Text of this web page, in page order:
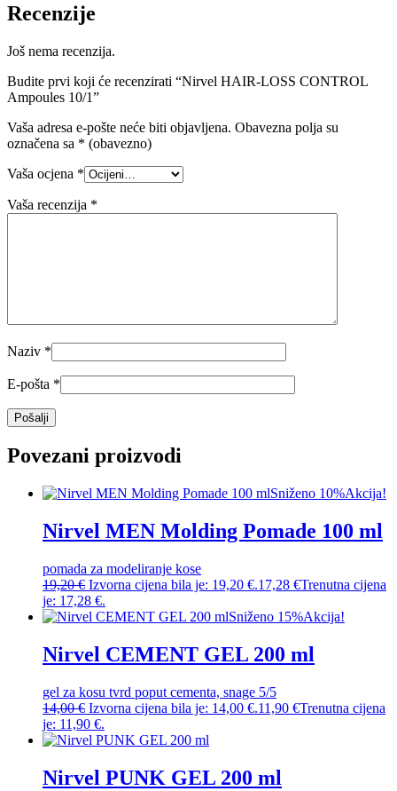
Recenzije
Još nema recenzija.
Budite prvi koji će recenzirati “Nirvel HAIR-LOSS CONTROL
Ampoules 10/1”
Vaša adresa e-pošte neće biti objavljena. Obavezna polja su
označena sa * (obavezno)
Vaša ocjena *
Vaša recenzija *
Naziv *
E-pošta *
Povezani proizvodi
Sniženo 10%Akcija!
Nirvel MEN Molding Pomade 100 ml
pomada za modeliranje kose
19,20€ Izvorna cijena bila je: 19,20 €.17,28 €Trenutna cijena
je: 17,28 €.
Sniženo 15%Akcija!
Nirvel CEMENT GEL 200 ml
gel za kosu tvrd poput cementa, snage 5/5
14,00€ Izvorna cijena bila je: 14,00 €.11,90 €Trenutna cijena
je: 11,90 €.
Nirvel PUNK GEL 200 ml